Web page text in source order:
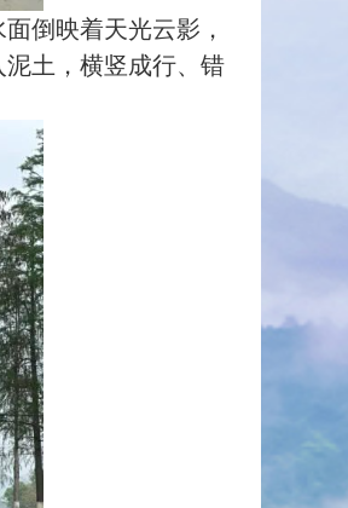
倒映着天光云影，
土，横竖成行、错